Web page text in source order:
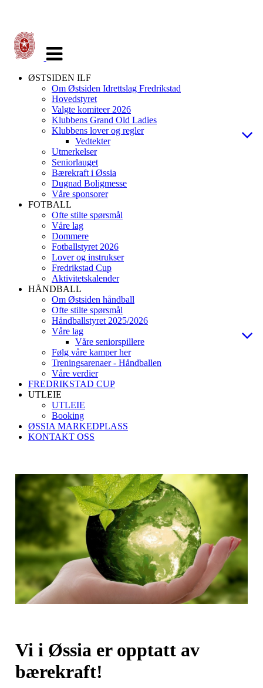
navigasjon
ØSTSIDEN ILF
Om Østsiden Idrettslag Fredrikstad
Hovedstyret
Valgte komiteer 2026
Klubbens Grand Old Ladies
Klubbens lover og regler
Vedtekter
Utmerkelser
Seniorlauget
Bærekraft i Øssia
Dugnad Boligmesse
Våre sponsorer
FOTBALL
Ofte stilte spørsmål
Våre lag
Dommere
Fotballstyret 2026
Lover og instrukser
Fredrikstad Cup
Aktivitetskalender
HÅNDBALL
Om Østsiden håndball
Ofte stilte spørsmål
Håndballstyret 2025/2026
Våre lag
Våre seniorspillere
Følg våre kamper her
Treningsarenaer - Håndballen
Våre verdier
FREDRIKSTAD CUP
UTLEIE
UTLEIE
Booking
ØSSIA MARKEDPLASS
KONTAKT OSS
Vi i Øssia er opptatt av
bærekraft!